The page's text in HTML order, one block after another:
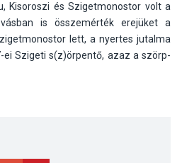
Kisoroszi és Szigetmonostor volt a
is összemérték erejüket a
lett, a nyertes jutalma
Szigeti s(z)örpentő, azaz a szörp-